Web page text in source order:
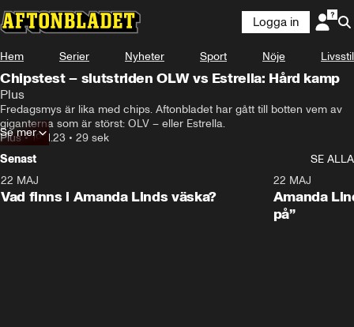
Logga in
Hem Serier Nyheter Sport Nöje Livsstil
Chipstest – slutstriden OLW vs Estrella: Hård kamp
Plus
Fredagsmys är lika med chips. Aftonbladet har gått till botten vem av
giganterna som är störst: OLV – eller Estrella.
Plus•19.11.23 • 29 sek
Se mer
Senast
SE ALLA
Plus
22 MAJ
Vad finns i Amanda Linds väska?
Plus
22 MAJ
Amanda
på”